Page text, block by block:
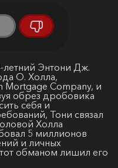
летний Энтони Дж.
О. Холла,
Mortgage Company, и
обрез дробовика
себя и
Тони связал
Холла
5 миллионов
и личных
обманом лишил его